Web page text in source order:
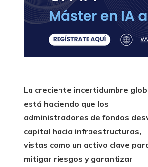
La creciente incertidumbre
está haciendo que los
administradores de fondos
capital hacia infraestructuras,
vistas como un activo clave
mitigar riesgos y garantizar